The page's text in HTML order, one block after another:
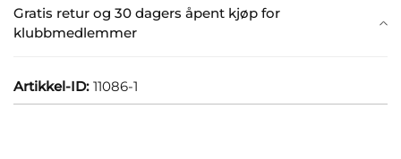
Gratis retur og 30 dagers åpent kjøp for
klubbmedlemmer
Artikkel-ID: 11086-1